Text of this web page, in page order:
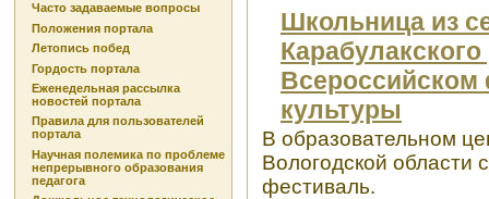
Часто задаваемые вопросы
Положения портала
Летопись побед
Гордость портала
Еженедельная рассылка
новостей портала
Правила для пользователей
портала
Научная полемика по проблеме
непрерывного образования
педагога
Школьница из
Всероссийском
культуры
В образовательном
Вологодской области
фестиваль.